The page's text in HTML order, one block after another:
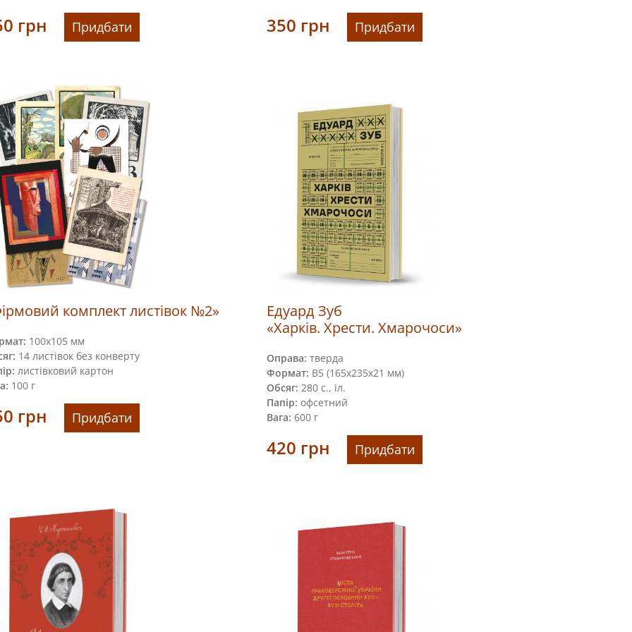
грн Придбати 350 грн Придбати
комплект листівок №2»
100х105 мм
14 листівок без конверту
листівковий картон
100 г
грн Придбати
Едуард Зуб
«Харків. Хрести. Хмарочоси»
Оправа: тверда
Формат: В5 (165х235х21 мм)
Обсяг: 280 с., іл.
Папір: офсетний
Вага: 600 г
420 грн Придбати